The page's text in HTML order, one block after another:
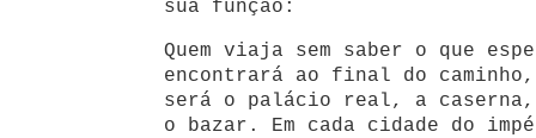
sua função:
Quem viaja sem saber o que
encontrará ao final do caminho,
será o palácio real, a
o bazar. Em cada cidade do